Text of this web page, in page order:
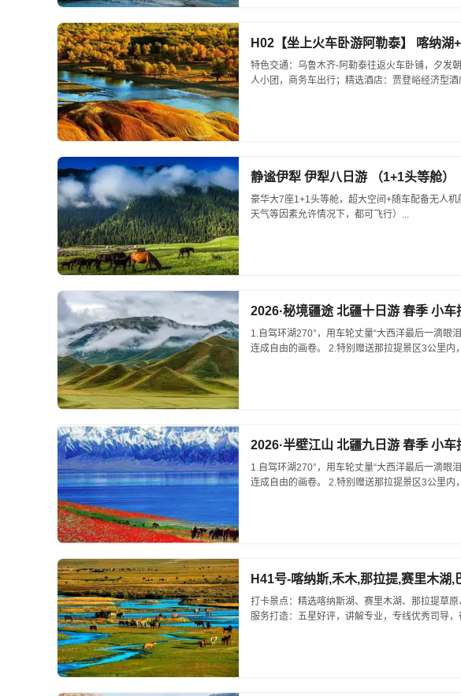
H02【坐上火车卧游阿勒泰】 喀纳湖
特色交通：乌鲁木齐-阿勒泰往返火车卧铺，夕发
人小团，商务车出行；精选酒店：贾登峪经济型酒
静谧伊犁 伊犁八日游 （1+1头等舱）
豪华大7座1+1头等舱，超大空间+随车配备无人
天气等因素允许情况下，都可飞行）...
2026·秘境疆途 北疆十日游 春季 小车
1.自驾环湖270°，用车轮丈量“大西洋最后一滴眼
连成自由的画卷。 2.特别赠送那拉提景区3公里
2026·半壁江山 北疆九日游 春季 小车
1.自驾环湖270°，用车轮丈量“大西洋最后一滴眼
连成自由的画卷。 2.特别赠送那拉提景区3公里
H41号-喀纳斯,禾木,那拉提,赛里木湖
打卡景点：精选喀纳斯湖、赛里木湖、那拉提草
服务打造：五星好评，讲解专业，专线优秀司导